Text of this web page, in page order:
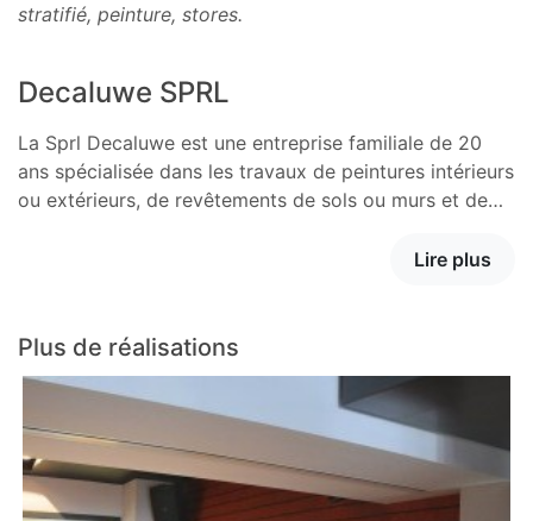
stratifié, peinture, stores.
Decaluwe SPRL
La Sprl Decaluwe est une entreprise familiale de 20
ans spécialisée dans les travaux de peintures intérieurs
ou extérieurs, de revêtements de sols ou murs et de…
Lire plus
Plus de réalisations